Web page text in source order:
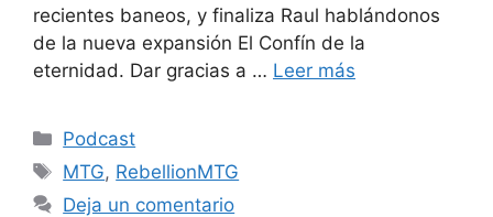
recientes baneos, y finaliza Raul hablándonos
de la nueva expansión El Confín de la
eternidad. Dar gracias a … Leer más
Categorías
Podcast
Etiquetas
MTG, RebellionMTG
Deja un comentario